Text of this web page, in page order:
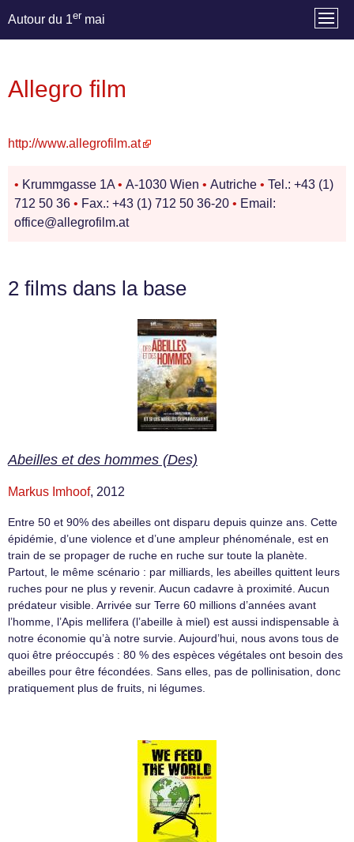
Autour du 1er mai
Allegro film
http://www.allegrofilm.at
• Krummgasse 1A • A-1030 Wien • Autriche • Tel.: +43 (1)
712 50 36 • Fax.: +43 (1) 712 50 36-20 • Email:
office@allegrofilm.at
2 films dans la base
Abeilles et des hommes (Des)
Markus Imhoof, 2012
Entre 50 et 90% des abeilles ont disparu depuis quinze ans. Cette
épidémie, d’une violence et d’une ampleur phénoménale, est en
train de se propager de ruche en ruche sur toute la planète.
Partout, le même scénario : par milliards, les abeilles quittent leurs
ruches pour ne plus y revenir. Aucun cadavre à proximité. Aucun
prédateur visible. Arrivée sur Terre 60 millions d’années avant
l’homme, l’Apis mellifera (l’abeille à miel) est aussi indispensable à
notre économie qu’à notre survie. Aujourd’hui, nous avons tous de
quoi être préoccupés : 80 % des espèces végétales ont besoin des
abeilles pour être fécondées. Sans elles, pas de pollinisation, donc
pratiquement plus de fruits, ni légumes.